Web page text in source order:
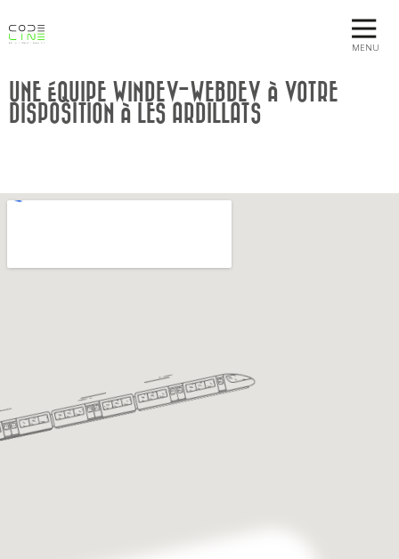
MENU
UNE ÉQUIPE WINDEV-WEBDEV À VOTRE
DISPOSITION À LES ARDILLATS